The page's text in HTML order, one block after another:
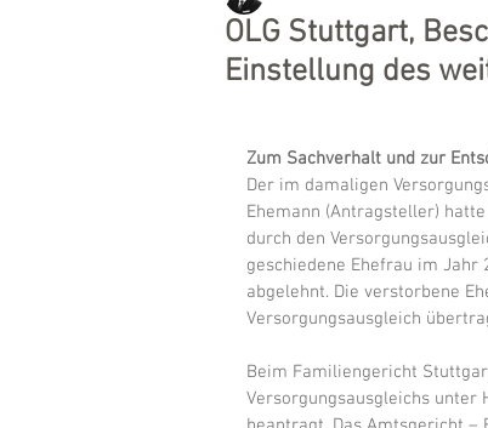
OLG Stuttgart,
Einstellung des
Zum Sachverhalt und zur
Der im damaligen
Ehemann (Antragsteller)
durch den
geschiedene Ehefrau im
abgelehnt. Die verstorbene
Versorgungsausgleich
Beim Familiengericht
Versorgungsausgleichs unter